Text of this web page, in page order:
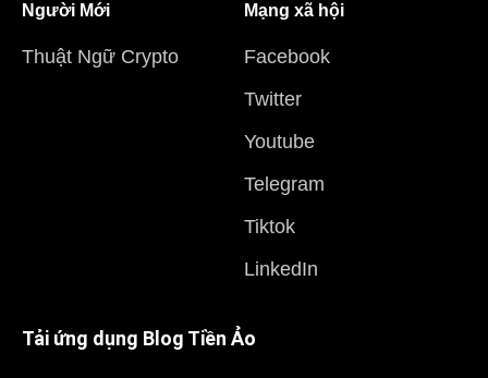
Người Mới
Thuật Ngữ Crypto
Mạng xã hội
Facebook
Twitter
Youtube
Telegram
Tiktok
LinkedIn
Tải ứng dụng Blog Tiền Ảo